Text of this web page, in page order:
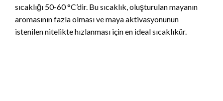
sıcaklığı 50-60 °C’dir. Bu sıcaklık, oluşturulan mayanın
aromasının fazla olması ve maya aktivasyonunun
istenilen nitelikte hızlanması için en ideal sıcaklıkür.